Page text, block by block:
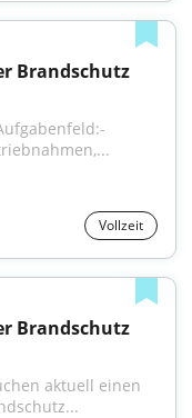
Brandschutz
Vollzeit
Brandschutz
aktuell einen